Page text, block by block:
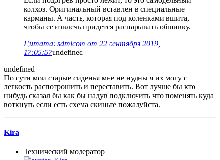
колхоз. Оригинальный вставлен в специальные
карманы. А часть, которая под коленками вшита,
чтобы ее извлечь придется распарывать обшивку.
Цитата: sdmlcom от 22 сентября 2019,
17:05:57undefined
undefined
По сути мои старые сиденья мне не нудны я их могу с
легкость распотрошить и переставить. Вот лучше бы кто
нибудь сказал бы как бы надув подключить что поменять куда
воткнуть если есть схема скиньте пожалуйста.
Kira
Технический модератор